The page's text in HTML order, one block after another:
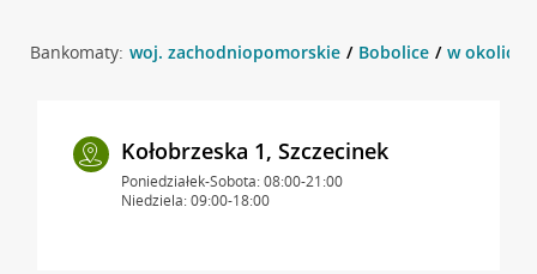
Bankomaty: woj. zachodniopomorskie Bobolice w okolicy
Kołobrzeska 1, Szczecinek
Poniedziałek-Sobota: 08:00-21:00
Niedziela: 09:00-18:00